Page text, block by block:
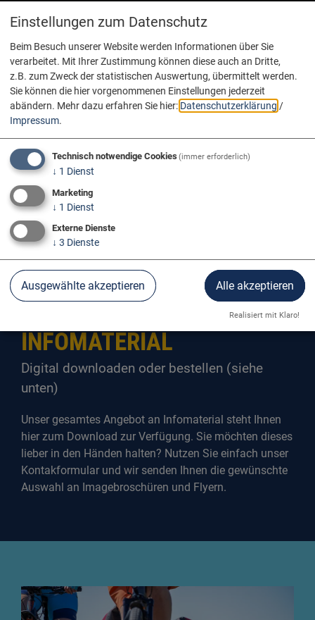
Infomaterial
Info & Service
INFOMATERIAL
Digital downloaden oder bestellen (siehe
unten)
Unser gesamtes Angebot an Infomaterial steht Ihnen
hier zum Download zur Verfügung. Sie möchten dieses
lieber in den Händen halten? Nutzen Sie einfach unser
Kontakformular und wir senden Ihnen die gewünschte
Auswahl an Imagebroschüren und Flyern.
Einstellungen zum Datenschutz
Beim Besuch unserer Website werden Informationen über Sie
verarbeitet. Mit Ihrer Zustimmung können diese auch an Dritte,
z.B. zum Zweck der statistischen Auswertung, übermittelt werden.
Sie können die hier vorgenommenen Einstellungen jederzeit
abändern. Mehr dazu erfahren Sie hier: Datenschutzerklärung /
Impressum.
Technisch notwendige Cookies(immer erforderlich)
↓ 1 Dienst
Marketing
↓ 1 Dienst
Externe Dienste
↓ 3 Dienste
Ausgewählte akzeptieren Alle akzeptieren
Realisiert mit Klaro!